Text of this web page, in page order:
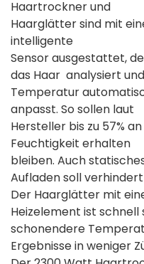
Haartrockner und
Haarglätter sind mit
intelligente
Sensor ausgestattet,
das Haar analysiert
Temperatur
anpasst. So sollen laut
Hersteller bis zu 57% an
Feuchtigkeit erhalten
bleiben. Auch
Aufladen soll
Der Haarglätter mit
Heizelement ist
schonendere
Ergebnisse in weniger